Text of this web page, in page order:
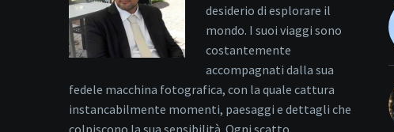
desiderio di esplorare il
mondo. I suoi viaggi sono
costantemente
accompagnati dalla sua
fedele macchina fotografica, con la quale cattura
instancabilmente momenti, paesaggi e dettagli che